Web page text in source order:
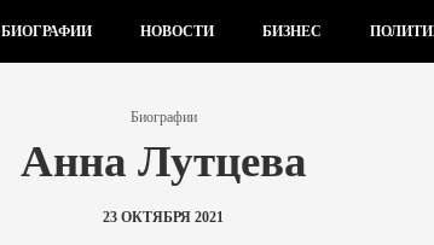
БИОГРАФИИ НОВОСТИ БИЗНЕС
Биографии
Анна Лутцева
23 ОКТЯБРЯ 2021